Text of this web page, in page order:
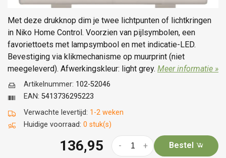
Met deze drukknop dim je twee lichtpunten of lichtkringen
in Niko Home Control. Voorzien van pijlsymbolen, een
favoriettoets met lampsymbool en met indicatie-LED.
Bevestiging via klikmechanisme op muurprint (niet
meegeleverd). Afwerkingskleur: light grey. Meer informatie »
Verwachte levertijd: 1-2 weken
Huidige voorraad: 0 stuk(s)
Artikelnummer: 102-52046
EAN: 5413736295223
136,95 +
- Bestel